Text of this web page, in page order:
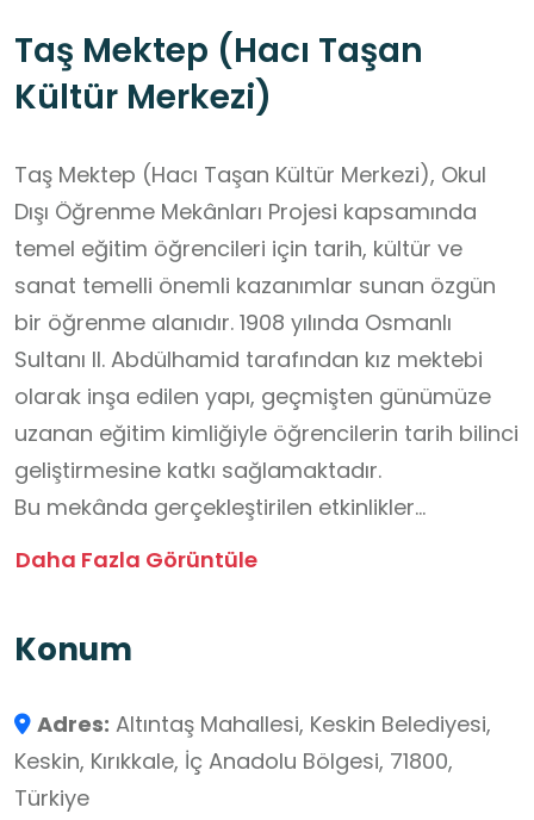
Taş Mektep (Hacı Taşan
Kültür Merkezi)
Taş Mektep (Hacı Taşan Kültür Merkezi), Okul
Dışı Öğrenme Mekânları Projesi kapsamında
temel eğitim öğrencileri için tarih, kültür ve
sanat temelli önemli kazanımlar sunan özgün
bir öğrenme alanıdır. 1908 yılında Osmanlı
Sultanı II. Abdülhamid tarafından kız mektebi
olarak inşa edilen yapı, geçmişten günümüze
uzanan eğitim kimliğiyle öğrencilerin tarih bilinci
geliştirmesine katkı sağlamaktadır.
Bu mekânda gerçekleştirilen etkinlikler
sayesinde öğrenciler; yaşadıkları ilçenin tarihî
geçmişle bugün arasında bağ kurar. Hacı
aracılığıyla öğrenciler, Türk halk müziğini ve
bozlak geleneğini yerinde tanıma fırsatı bulur;
ritim, dinleme ve müziksel algı becerilerini
Daha Fazla Görüntüle
Konum
Adres: Altıntaş Mahallesi, Keskin Belediyesi,
Keskin, Kırıkkale, İç Anadolu Bölgesi, 71800,
Türkiye